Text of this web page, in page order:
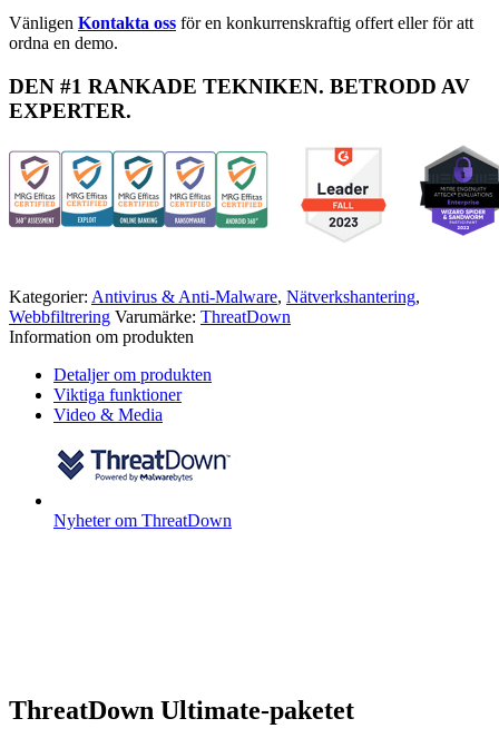
Vänligen Kontakta oss för en konkurrenskraftig offert eller för att
ordna en demo.
DEN #1 RANKADE TEKNIKEN. BETRODD AV
EXPERTER.
Kategorier: Antivirus & Anti-Malware, Nätverkshantering,
Webbfiltrering Varumärke: ThreatDown
Information om produkten
Detaljer om produkten
Viktiga funktioner
Video & Media
Nyheter om ThreatDown
ThreatDown Ultimate-paketet